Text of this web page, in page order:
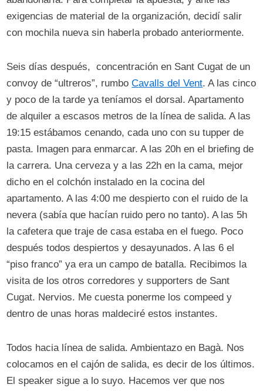
exigencias de material de la organización, decidí salir
con mochila nueva sin haberla probado anteriormente.
Seis días después, concentración en Sant Cugat de un
convoy de “ultreros”, rumboCavalls del Vent. A las cinco
y poco de la tarde ya teníamos el dorsal. Apartamento
de alquiler a escasos metros de la línea de salida. A las
19:15 estábamos cenando, cada uno con su tupper de
pasta. Imagen para enmarcar. A las 20h en el briefing de
la carrera. Una cerveza y a las 22h en la cama, mejor
dicho en el colchón instalado en la cocina del
apartamento. A las 4:00 me despierto con el ruido de la
nevera (sabía que hacían ruido pero no tanto). A las 5h
la cafetera que traje de casa estaba en el fuego. Poco
después todos despiertos y desayunados. A las 6 el
“piso franco” ya era un campo de batalla. Recibimos la
visita de los otros corredores y supporters de Sant
Cugat. Nervios. Me cuesta ponerme los compeed y
dentro de unas horas maldeciré estos instantes.
Todos hacia línea de salida. Ambientazo en Bagà. Nos
colocamos en el cajón de salida, es decir de los últimos.
El speaker sigue a lo suyo. Hacemos ver que nos